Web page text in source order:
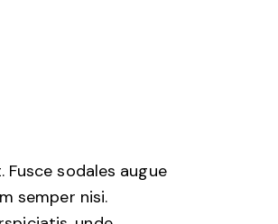
sodales augue
semper nisi.